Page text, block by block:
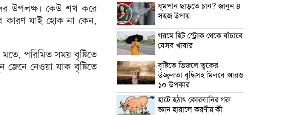
উপলক্ষ। কেউ শখ করে
কারণ যাই হোক না কেন,
মতে, পরিমিত সময় বৃষ্টিতে
নেওয়া যাক বৃষ্টিতে
ধূমপান ছাড়তে চান? জানুন ৪
সহজ উপায়
গরমে হিট স্ট্রোক থেকে বাঁচাবে
যেসব খাবার
বৃষ্টিতে ভিজলে ত্বকের
উজ্জ্বলতা বৃদ্ধিসহ মিলবে আরও
১০ উপকার
হাটে হঠাৎ কোরবানির গরু
জ্ঞান হারালে করণীয় কী